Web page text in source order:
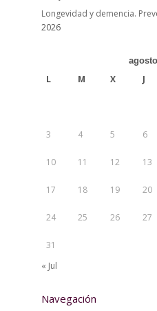
Longevidad y demencia.
2026
L M X J
3 4 5 6
10 11 12 13
17 18 19 20
24 25 26 27
31
« Jul
Navegación